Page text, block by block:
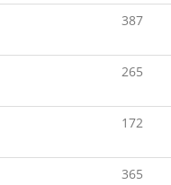
387
265
172
365